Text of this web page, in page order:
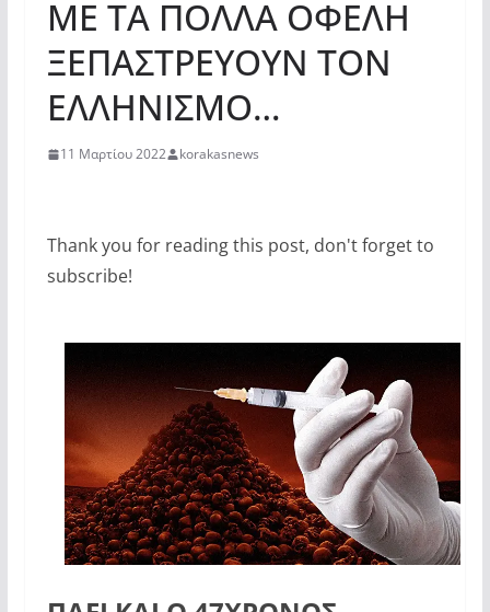
ΜΕ ΤΑ ΠΟΛΛΑ ΟΦΕΛΗ
ΞΕΠΑΣΤΡΕΥΟΥΝ ΤΟΝ
ΕΛΛΗΝΙΣΜΟ…
11 Μαρτίου 2022 korakasnews
Thank you for reading this post, don't forget to
subscribe!